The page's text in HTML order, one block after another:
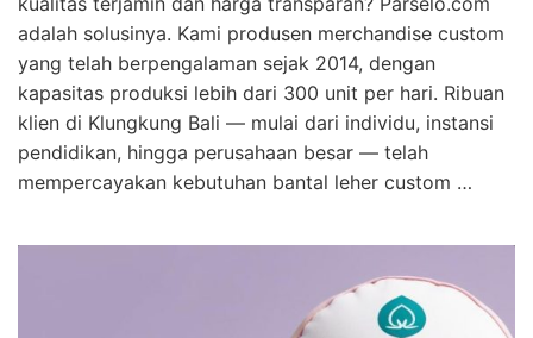
adalah solusinya. Kami produsen merchandise custom
yang telah berpengalaman sejak 2014, dengan
kapasitas produksi lebih dari 300 unit per hari. Ribuan
klien di Klungkung Bali — mulai dari individu, instansi
pendidikan, hingga perusahaan besar — telah
mempercayakan kebutuhan bantal leher custom …